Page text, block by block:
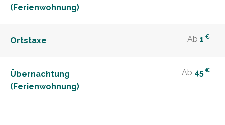
(Ferienwohnung)
Ortstaxe Ab 1 €
Übernachtung
(Ferienwohnung)
Ab 45 €